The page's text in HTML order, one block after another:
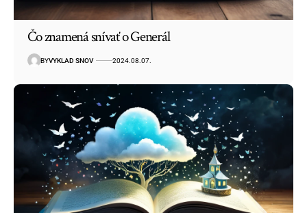
Čo znamená snívať o Generál
BYVYKLAD SNOV 2024.08.07.